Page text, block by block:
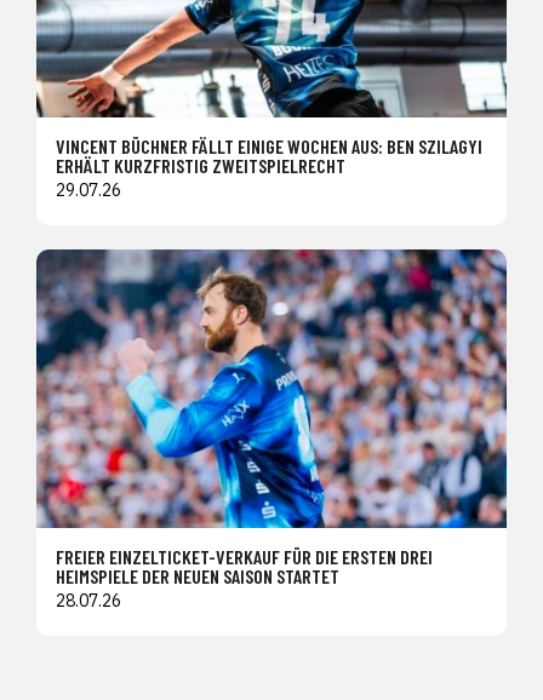
VINCENT BÜCHNER FÄLLT EINIGE WOCHEN AUS: BEN SZILAGYI
ERHÄLT KURZFRISTIG ZWEITSPIELRECHT
29.07.26
FREIER EINZELTICKET-VERKAUF FÜR DIE ERSTEN DREI
HEIMSPIELE DER NEUEN SAISON STARTET
28.07.26